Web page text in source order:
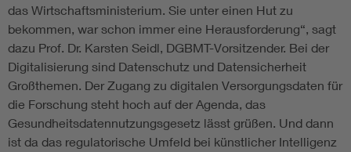
das Wirtschaftsministerium. Sie unter einen Hut zu
bekommen, war schon immer eine Herausforderung“, sagt
dazu Prof. Dr. Karsten Seidl, DGBMT-Vorsitzender. Bei der
Digitalisierung sind Datenschutz und Datensicherheit
Großthemen. Der Zugang zu digitalen Versorgungsdaten für
die Forschung steht hoch auf der Agenda, das
Gesundheitsdatennutzungsgesetz lässt grüßen. Und dann
ist da das regulatorische Umfeld bei künstlicher Intelligenz